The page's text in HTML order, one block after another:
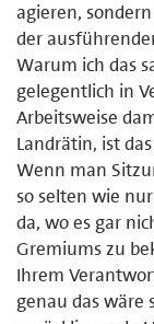
agieren,
der
Warum ich das
gelegentlich in
Arbeitsweise
Landrätin, ist
Wenn man
so selten wie
da, wo es gar
Gremiums zu
Ihrem
genau das wäre